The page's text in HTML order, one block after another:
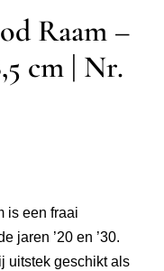
Raam –
cm | Nr.
is een fraai
jaren ’20 en ’30.
uitstek geschikt als